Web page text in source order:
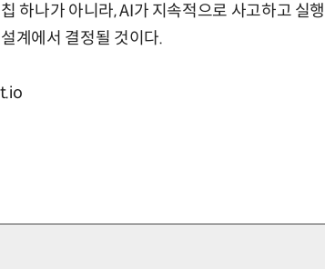
하나가 아니라, AI가 지속적으로 사고하고 실행
계에서 결정될 것이다.